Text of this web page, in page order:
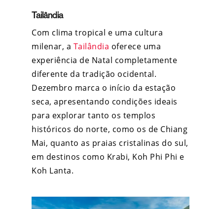
Tailândia
Com clima tropical e uma cultura
milenar, a Tailândia oferece uma
experiência de Natal completamente
diferente da tradição ocidental.
Dezembro marca o início da estação
seca, apresentando condições ideais
para explorar tanto os templos
históricos do norte, como os de Chiang
Mai, quanto as praias cristalinas do sul,
em destinos como Krabi, Koh Phi Phi e
Koh Lanta.